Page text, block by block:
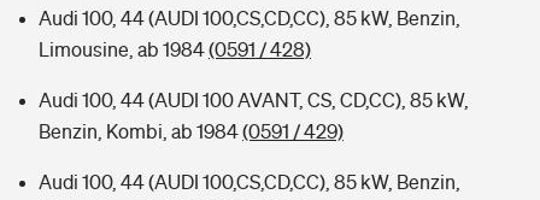
Audi 100, 44 (AUDI 100,CS,CD,CC), 85 kW, Benzin,
Limousine, ab 1984(0591 / 428)
Audi 100, 44 (AUDI 100 AVANT, CS, CD,CC), 85 kW,
Benzin, Kombi, ab 1984(0591 / 429)
Audi 100, 44 (AUDI 100,CS,CD,CC), 85 kW, Benzin,